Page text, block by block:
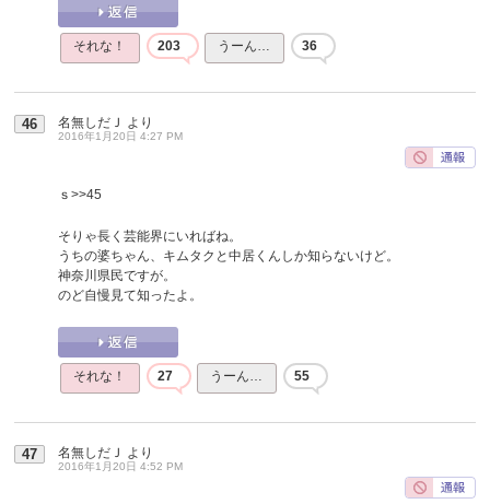
それな！ 203 うーん… 36
46 名無しだＪ より
2016年1月20日 4:27 PM
ｓ >>45
そりゃ長く芸能界にいればね。
うちの婆ちゃん、キムタクと中居くんしか知らないけど。
神奈川県民ですが。
のど自慢見て知ったよ。
それな！ 27 うーん… 55
47 名無しだＪ より
2016年1月20日 4:52 PM